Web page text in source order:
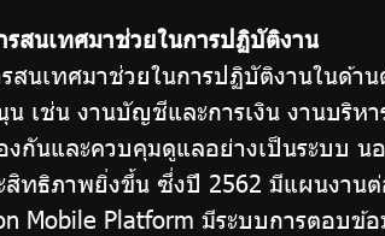
รสนเทศมาช่วยในการปฏิบัติงาน
สนเทศมาช่วยในการปฏิบัติงานในด้า
เช่น งานบัญชีและการเงิน งานบริ
กันและควบคุมดูแลอย่างเป็นระบบ
สิทธิภาพยิ่งขึ้น ซึ่งปี 2562 มีแผนงา
Mobile Platform มีระบบการตอบ